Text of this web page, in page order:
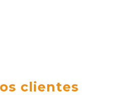
clientes